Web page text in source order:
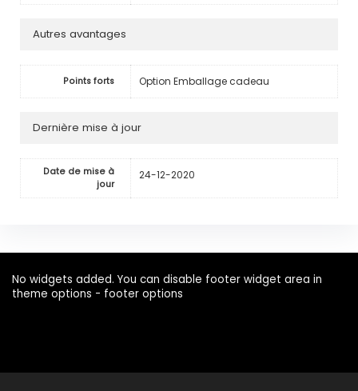
Autres avantages
Points forts Option Emballage cadeau
Dernière mise à jour
Date de mise à
jour
24-12-2020
No widgets added. You can disable footer widget area in
theme options - footer options